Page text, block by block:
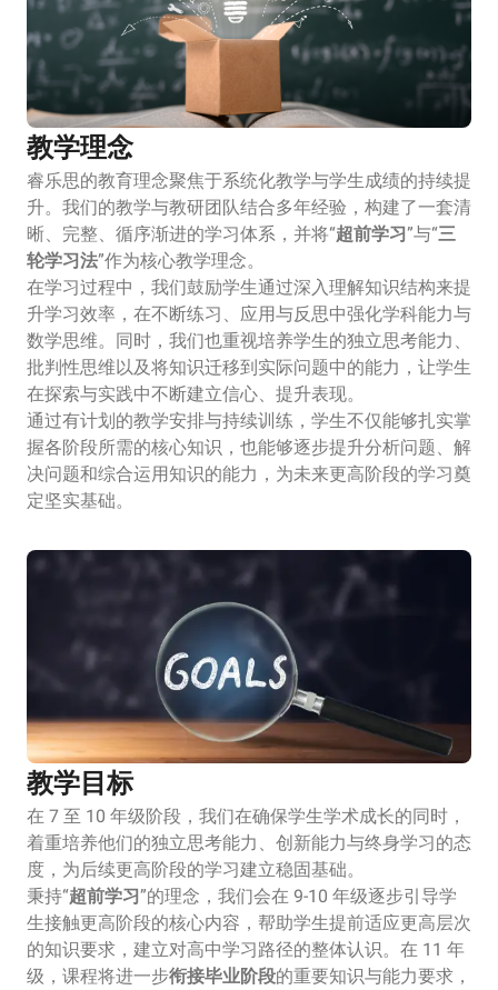
教学理念
睿乐思的教育理念聚焦于系统化教学与学生成绩的持续提
升。我们的教学与教研团队结合多年经验，构建了一套清
晰、完整、循序渐进的学习体系，并将“超前学习”与“三
轮学习法”作为核心教学理念。
在学习过程中，我们鼓励学生通过深入理解知识结构来提
升学习效率，在不断练习、应用与反思中强化学科能力与
数学思维。同时，我们也重视培养学生的独立思考能力、
批判性思维以及将知识迁移到实际问题中的能力，让学生
在探索与实践中不断建立信心、提升表现。
通过有计划的教学安排与持续训练，学生不仅能够扎实掌
握各阶段所需的核心知识，也能够逐步提升分析问题、解
决问题和综合运用知识的能力，为未来更高阶段的学习奠
定坚实基础。
教学目标
在 7 至 10 年级阶段，我们在确保学生学术成长的同时，
着重培养他们的独立思考能力、创新能力与终身学习的态
度，为后续更高阶段的学习建立稳固基础。
秉持“超前学习”的理念，我们会在 9-10 年级逐步引导学
生接触更高阶段的核心内容，帮助学生提前适应更高层次
的知识要求，建立对高中学习路径的整体认识。在 11 年
级，课程将进一步衔接毕业阶段的重要知识与能力要求，